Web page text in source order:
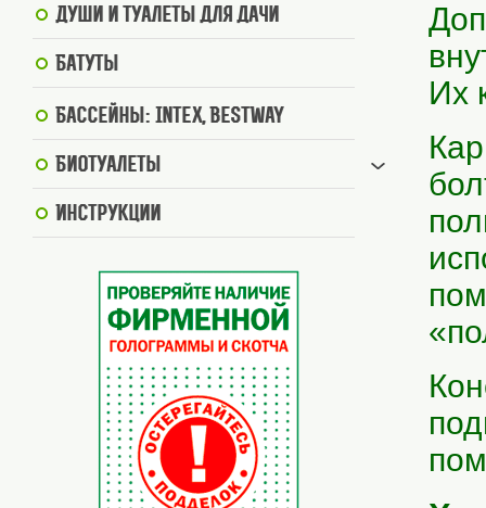
Души и туалеты для дачи
Батуты
Бассейны: Intex, BestWay
Биотуалеты
Инструкции
Их